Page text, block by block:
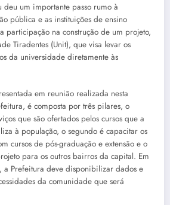
um importante passo rumo à
pública e as instituições de ensino
participação na construção de um projeto,
Tiradentes (Unit), que visa levar os
da universidade diretamente às
em reunião realizada nesta
é composta por três pilares, o
que são ofertados pelos cursos que a
à população, o segundo é capacitar os
cursos de pós-graduação e extensão e o
para os outros bairros da capital. Em
a Prefeitura deve disponibilizar dados e
da comunidade que será